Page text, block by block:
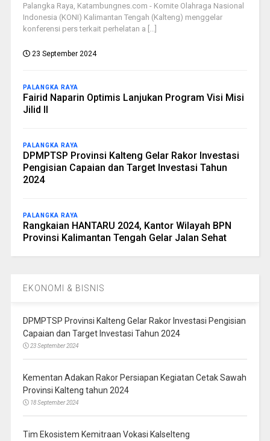
Palangka Raya, Katambungnes.com - Komite Olahraga Nasional
Indonesia (KONI) Kalimantan Tengah (Kalteng) menggelar
konferensi pers terkait perhelatan a [...]
23 September 2024
PALANGKA RAYA
Fairid Naparin Optimis Lanjukan Program Visi Misi
Jilid II
PALANGKA RAYA
DPMPTSP Provinsi Kalteng Gelar Rakor Investasi
Pengisian Capaian dan Target Investasi Tahun
2024
PALANGKA RAYA
Rangkaian HANTARU 2024, Kantor Wilayah BPN
Provinsi Kalimantan Tengah Gelar Jalan Sehat
EKONOMI & BISNIS
DPMPTSP Provinsi Kalteng Gelar Rakor Investasi Pengisian
Capaian dan Target Investasi Tahun 2024
23 September 2024
Kementan Adakan Rakor Persiapan Kegiatan Cetak Sawah
Provinsi Kalteng tahun 2024
18 September 2024
Tim Ekosistem Kemitraan Vokasi Kalselteng